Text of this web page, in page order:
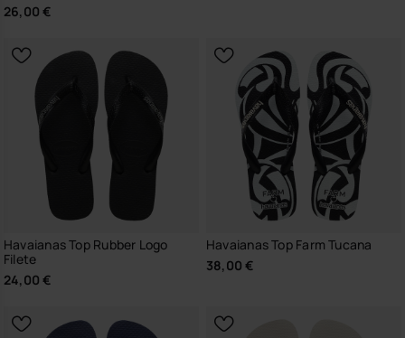
26,00 €
Havaianas Top Rubber Logo
Filete
24,00 €
Havaianas Top Farm Tucana
38,00 €